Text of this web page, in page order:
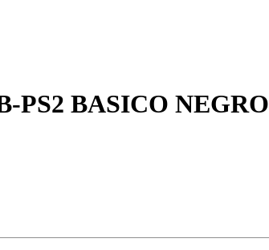
PS2 BASICO NEGRO